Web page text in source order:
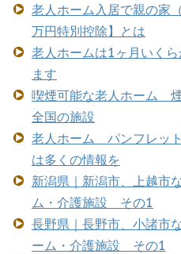
老人ホーム入居で親の家
万円特別控除】とは
老人ホームは1ヶ月いく
ます
喫煙可能な老人ホーム
全国の施設
老人ホーム パンフレッ
は多くの情報を
新潟県｜新潟市、上越市
ム・介護施設 その1
長野県｜長野市、小諸市
ーム・介護施設 その1